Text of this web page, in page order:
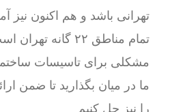
تهرانی باشد و هم اکنون نیز
تمام مناطق ۲۲
مشکلی برای تاسیسات
ما در میان بگذارید تا ضمن
را نیز حل کنیم